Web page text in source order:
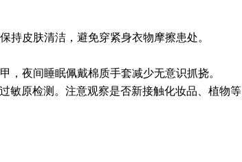
皮肤清洁，避免穿紧身衣物摩擦患处。
夜间睡眠佩戴棉质手套减少无意识抓挠。
敏原检测。注意观察是否新接触化妆品、植物等